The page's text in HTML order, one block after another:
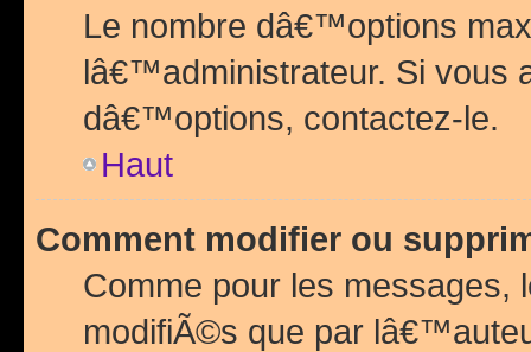
Le nombre dâ€™options
lâ€™administrateur. Si vous
dâ€™options, contactez-le.
Haut
Comment modifier ou
Comme pour les messages,
modifiÃ©s que par